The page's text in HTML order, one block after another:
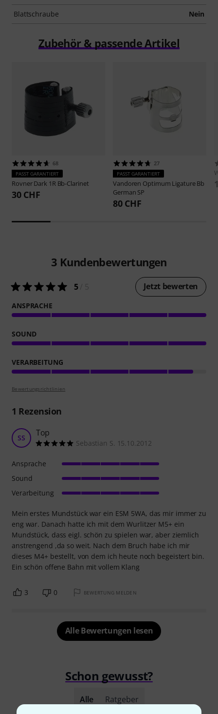
Blattschraube Nein
Zubehör & passende Artikel
68
PASST GARANTIERT
RovnerDark 1R Bb-Clarinet
30 CHF
27
PASST GARANTIERT
Vandoren Optimum Ligature Bb
German SP
80 CHF
3 Kundenbewertungen
5/ 5 Jetzt bewerten
ANSPRACHE
SOUND
VERARBEITUNG
Bewertungsrichtlinien
1 Rezension
SS Top
Sebastian S. 15.10.2012
Mein erstes Mundstück war ein ESM 5WA, das mir immer zu
eng war. Danach hatte ich mit dem Wurlitzer M5+ ein
Mundstück, dass eigl. schön zu spielen war, aber ziemlich
anstrengend ,da so weit. Nach dem Bruch habe ich mir
dieses M4+ bestellt, von dem ich heute noch begeistert bin.
Ein schön offene Bahn mit vollem Klang
Ansprache
Sound
Verarbeitung
3 0 BEWERTUNG MELDEN
Alle Bewertungen lesen
Schon gewusst?
Alle Ratgeber